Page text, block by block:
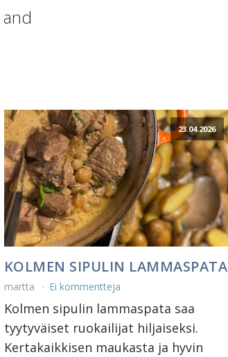
23.04.2026
KOLMEN SIPULIN LAMMASPATA
martta Ei kommentteja
Kolmen sipulin lammaspata saa
tyytyväiset ruokailijat hiljaiseksi.
Kertakaikkisen maukasta ja hyvin